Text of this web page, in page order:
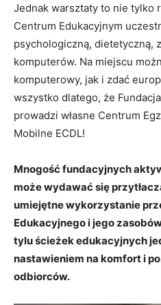
Jednak warsztaty to nie tylko
Centrum Edukacyjnym
psychologiczną, dietetyczną,
komputerów. Na miejscu
komputerowy, jak i zdać
wszystko dlatego, że
prowadzi własne Centrum
Mobilne ECDL!
Mnogość fundacyjnych
może wydawać się
umiejętne wykorzystanie
Edukacyjnego i jego
tylu ścieżek edukacyjnych
nastawieniem na komfort i
odbiorców.